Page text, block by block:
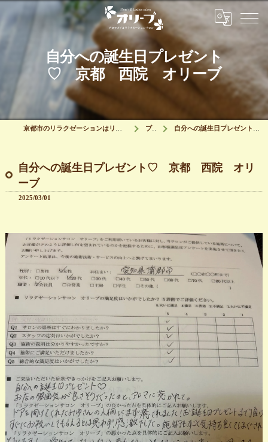
自分への誕生日プレゼント
♡ 京都 西院 オリーブ
ブログ 自分への誕生日プレゼント♡ 京都 西院 オリーブ
自分への誕生日プレゼント♡ 京都 西院 オリ
ーブ
2025/03/01